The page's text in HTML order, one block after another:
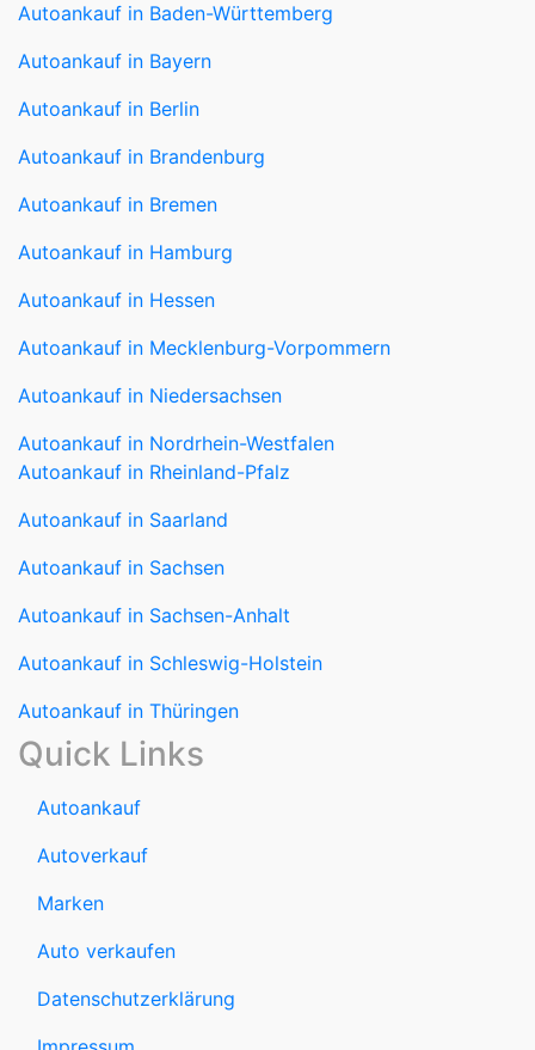
Autoankauf in Baden-Württemberg
Autoankauf in Bayern
Autoankauf in Berlin
Autoankauf in Brandenburg
Autoankauf in Bremen
Autoankauf in Hamburg
Autoankauf in Hessen
Autoankauf in Mecklenburg-Vorpommern
Autoankauf in Niedersachsen
Autoankauf in Nordrhein-Westfalen
Autoankauf in Rheinland-Pfalz
Autoankauf in Saarland
Autoankauf in Sachsen
Autoankauf in Sachsen-Anhalt
Autoankauf in Schleswig-Holstein
Autoankauf in Thüringen
Quick Links
Autoankauf
Autoverkauf
Marken
Auto verkaufen
Datenschutzerklärung